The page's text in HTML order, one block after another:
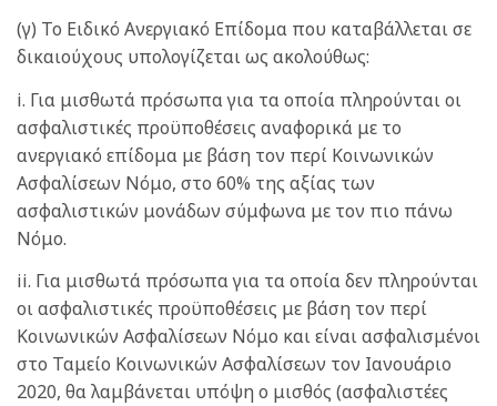
(γ) Το Ειδικό Ανεργιακό Επίδομα που καταβάλλεται σε
δικαιούχους υπολογίζεται ως ακολούθως:
i. Για μισθωτά πρόσωπα για τα οποία πληρούνται οι
ασφαλιστικές προϋποθέσεις αναφορικά με το
ανεργιακό επίδομα με βάση τον περί Κοινωνικών
Ασφαλίσεων Νόμο, στο 60% της αξίας των
ασφαλιστικών μονάδων σύμφωνα με τον πιο πάνω
Νόμο.
ii. Για μισθωτά πρόσωπα για τα οποία δεν πληρούνται
οι ασφαλιστικές προϋποθέσεις με βάση τον περί
Κοινωνικών Ασφαλίσεων Νόμο και είναι ασφαλισμένοι
στο Ταμείο Κοινωνικών Ασφαλίσεων τον Ιανουάριο
2020, θα λαμβάνεται υπόψη ο μισθός (ασφαλιστέες